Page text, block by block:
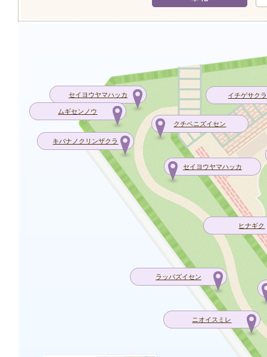
イチゲサク
キバナノクリンザクラ
クチベニズイセン
セイヨウヤマハッカ
セイヨウヤマハッカ
ニオイスミレ
ヒナギク
ムギセンノウ
ラッパズイセン